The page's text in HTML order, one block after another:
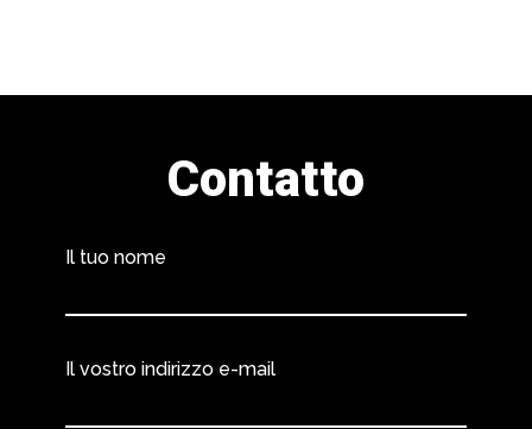
Contatto
Il tuo nome
Il vostro indirizzo e-mail